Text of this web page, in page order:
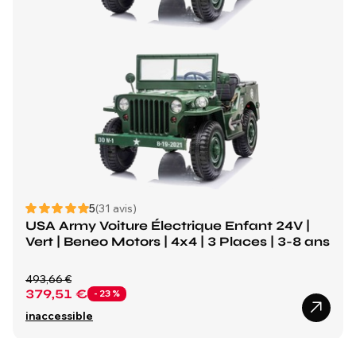
5(31 avis)
USA Army Voiture Électrique Enfant 24V |
Vert | Beneo Motors | 4x4 | 3 Places | 3-8 ans
379,51 € - 23 %
493,66 €
inaccessible